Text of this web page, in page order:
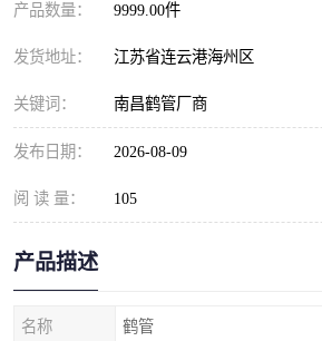
产品数量： 9999.00件
发货地址： 江苏省连云港海州区
关键词： 南昌鹤管厂商
发布日期： 2026-08-09
阅 读 量： 105
产品描述
名称 鹤管